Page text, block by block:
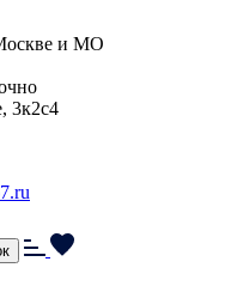
и МО
3к2с4